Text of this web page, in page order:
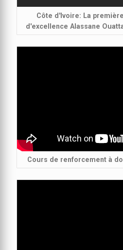
Côte d'Ivoire: La
d'excellence Alassane
Cours de renforcement à